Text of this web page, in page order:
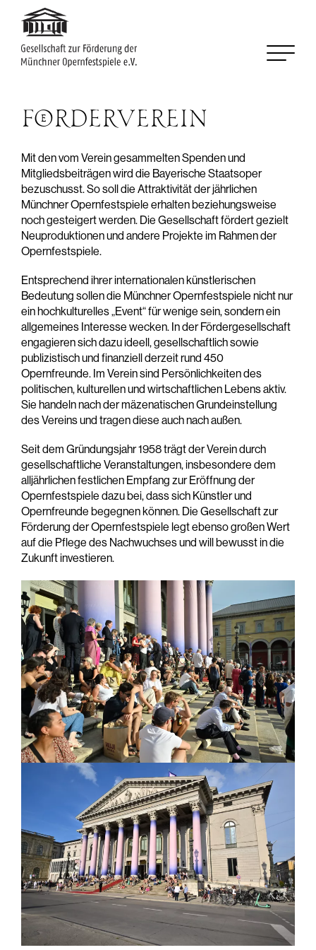
FÖRDERVEREIN
Mit den vom Verein gesammelten Spenden und
Mitgliedsbeiträgen wird die Bayerische Staatsoper
bezuschusst. So soll die Attraktivität der jährlichen
Münchner Opernfestspiele erhalten beziehungsweise
noch gesteigert werden. Die Gesellschaft fördert gezielt
Neuproduktionen und andere Projekte im Rahmen der
Opernfestspiele.
Entsprechend ihrer internationalen künstlerischen
Bedeutung sollen die Münchner Opernfestspiele nicht nur
ein hochkulturelles „Event“ für wenige sein, sondern ein
allgemeines Interesse wecken. In der Fördergesellschaft
engagieren sich dazu ideell, gesellschaftlich sowie
publizistisch und finanziell derzeit rund 450
Opernfreunde. Im Verein sind Persönlichkeiten des
politischen, kulturellen und wirtschaftlichen Lebens aktiv.
Sie handeln nach der mäzenatischen Grundeinstellung
des Vereins und tragen diese auch nach außen.
Seit dem Gründungsjahr 1958 trägt der Verein durch
gesellschaftliche Veranstaltungen, insbesondere dem
alljährlichen festlichen Empfang zur Eröffnung der
Opernfestspiele dazu bei, dass sich Künstler und
Opernfreunde begegnen können. Die Gesellschaft zur
Förderung der Opernfestspiele legt ebenso großen Wert
auf die Pflege des Nachwuchses und will bewusst in die
Zukunft investieren.